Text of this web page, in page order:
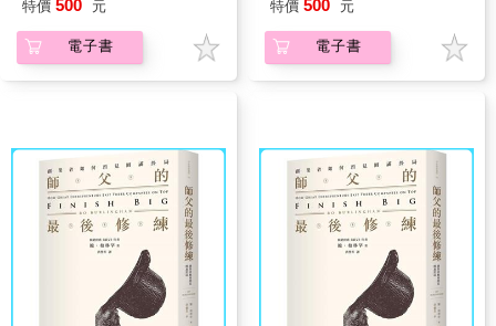
特價 500 元
電子書
特價 500 元
電子書